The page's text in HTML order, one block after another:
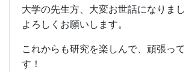
大学の先生方、大変お世話になりま
よろしくお願いします。
これからも研究を楽しんで、頑張っ
す！